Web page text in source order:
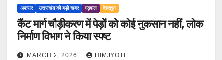
अफसर उत्तराखंड की बड़ी खबर गढ़वाल देहरादून
कैंट मार्ग चौड़ीकरण में पेड़ों को कोई नुकसान नहीं, लोक
निर्माण विभाग ने किया स्पष्ट
MARCH 2, 2026 HIMJYOTI